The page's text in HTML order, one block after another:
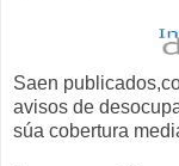
Saen
avisos de
súa cobertura